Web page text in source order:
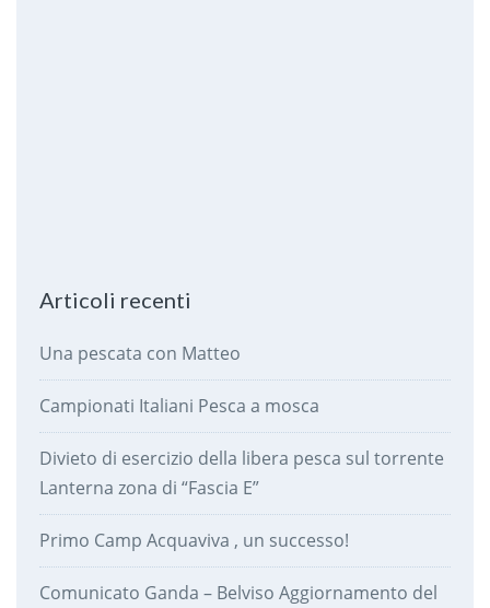
Articoli recenti
Una pescata con Matteo
Campionati Italiani Pesca a mosca
Divieto di esercizio della libera pesca sul torrente
Lanterna zona di “Fascia E”
Primo Camp Acquaviva , un successo!
Comunicato Ganda – Belviso Aggiornamento del